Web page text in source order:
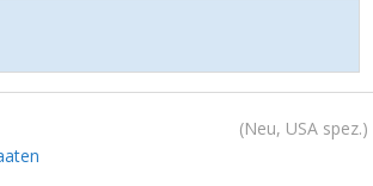
Neu, USA spez.